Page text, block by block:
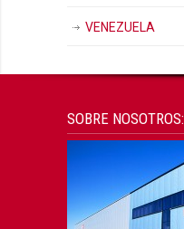
VENEZUELA
SOBRE NOSOTROS: